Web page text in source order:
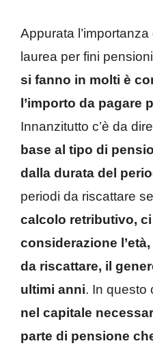
Appurata
laurea per fini
si fanno in molti è
l’importo da pagare
Innanzitutto c’è da
base al tipo di
dalla durata del
periodi da riscattare
calcolo retributivo,
considerazione
da riscattare, il
ultimi anni. In questo
nel capitale
parte di pensione